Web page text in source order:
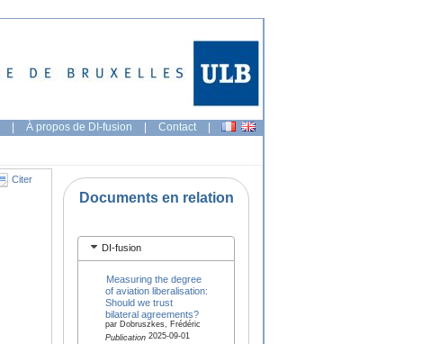
| À propos de DI-fusion | Contact |
Citer
Documents en relation
DI-fusion
Measuring the degree
of aviation liberalisation:
Should we trust
bilateral agreements?
par Dobruszkes, Frédéric
Publication2025-09-01